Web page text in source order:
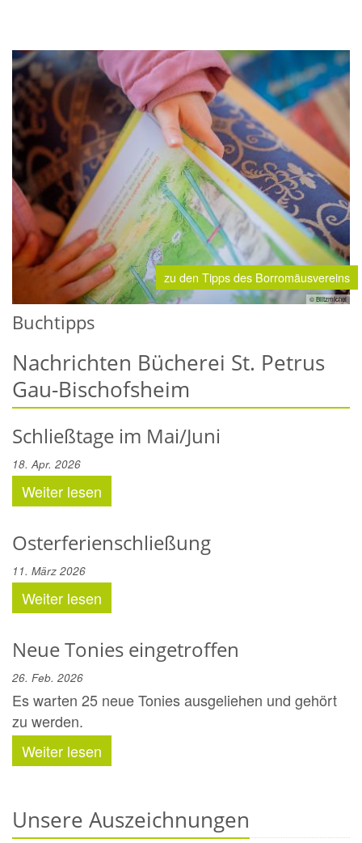
zu den Tipps des Borromäusvereins
© Blitzmichel
Buchtipps
Nachrichten Bücherei St. Petrus
Gau-Bischofsheim
Schließtage im Mai/Juni
18. Apr. 2026
Weiter lesen
Osterferienschließung
11. März 2026
Weiter lesen
Neue Tonies eingetroffen
26. Feb. 2026
Es warten 25 neue Tonies ausgeliehen und gehört
zu werden.
Weiter lesen
Unsere Auszeichnungen